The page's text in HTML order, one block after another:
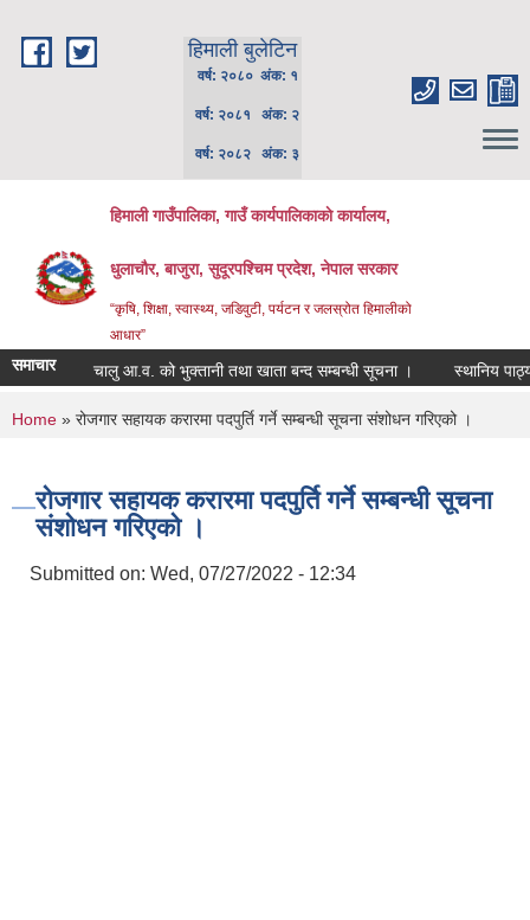
हिमाली बुलेटिन
वर्ष: २०८० अंक: १
वर्ष: २०८१ अंक: २
वर्ष: २०८२ अंक: ३
हिमाली गाउँपालिका, गाउँ कार्यपालिकाकाे कार्यालय,
धुलाचौर, बाजुरा, सुदूरपश्चिम प्रदेश, नेपाल सरकार
“कृषि, शिक्षा, स्वास्थ्य, जडिवुटी, पर्यटन र जलस्रोत हिमालीको
आधार”
समाचार चालु आ.व. को भुक्तानी तथा खाता बन्द सम्बन्धी सूचना । स्थानिय
You are here
Home » रोजगार सहायक करारमा पदपुर्ति गर्ने सम्बन्धी सूचना संशोधन गरिएको ।
रोजगार सहायक करारमा पदपुर्ति गर्ने सम्बन्धी सूचना
संशोधन गरिएको ।
Submitted on: Wed, 07/27/2022 - 12:34